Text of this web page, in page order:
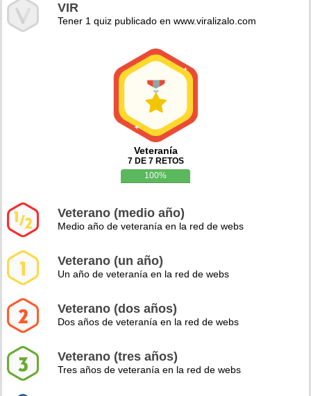
VIR
Tener 1 quiz publicado en www.viralizalo.com
Veteranía
7 DE 7 RETOS
100%
Veterano (medio año)
Medio año de veteranía en la red de webs
Veterano (un año)
Un año de veteranía en la red de webs
Veterano (dos años)
Dos años de veteranía en la red de webs
Veterano (tres años)
Tres años de veteranía en la red de webs